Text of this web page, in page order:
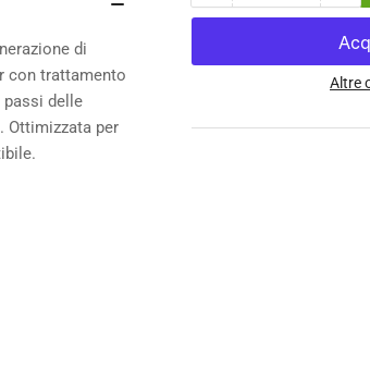
la
per
Primal
la
per
Altre
di
con trattamento
delle
Ottimizzata per